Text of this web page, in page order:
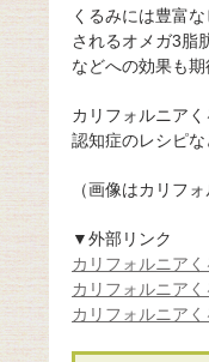
くるみには豊富
されるオメガ3脂
などへの効果も期
カリフォルニア
認知症のレシピな
（画像はカリフ
▼外部リンク
カリフォルニア
カリフォルニア
カリフォルニア